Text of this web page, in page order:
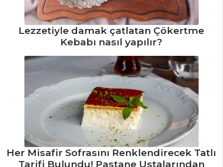
HAMUR İŞLERI
Kakaolu Islak
Kurabiye Tarifi,
Nasıl Yapılır?
Pancarlı ve Keçi
Peynirli Pizza
Tarifi, Nasıl Yapılır?
Hindistan Cevizli
ve Bademli Piramit
Kurabiye Tarifi,
Nasıl Yapılır?
Lezzetiyle damak çatlatan Çökertme
Kebabı nasıl yapılır?
Her Misafir Sofrasını Renklendirecek Tatlı
Tarifi Bulundu! Pastane Ustalarından